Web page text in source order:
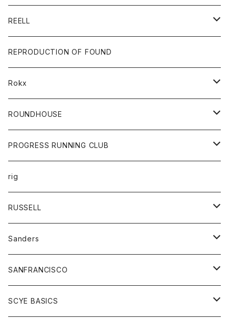
ロングスリーブＴシャツ
Tシャツ
帽子
グッズ
靴
バック
トップス
カットソー
カーディガン
ニット
ベスト
ボトムス
ショートパンツ
パンツ
レディース
カットソー
コート
ボトム
キーホルダー
財布
バック
REELL
パンツ
ショートパンツ
REPRODUCTION OF FOUND
Rokx
ボトム
ROUNDHOUSE
エプロン
キッズ
オーバーオール
ボトム
ペインターパンツ
PROGRESS RUNNING CLUB
トップス
Tシャツ
グッズ
帽子
rig
RUSSELL
アウター
コート
パーカー
スカート
Tシャツ
Sanders
グッズ
靴
SANFRANCISCO
アウター
SCYE BASICS